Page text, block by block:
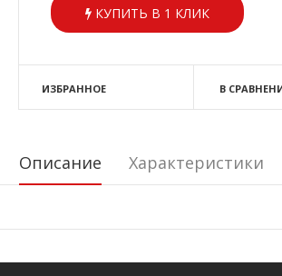
КУПИТЬ В 1 КЛИК
ИЗБРАННОЕ В
Описание Характеристики